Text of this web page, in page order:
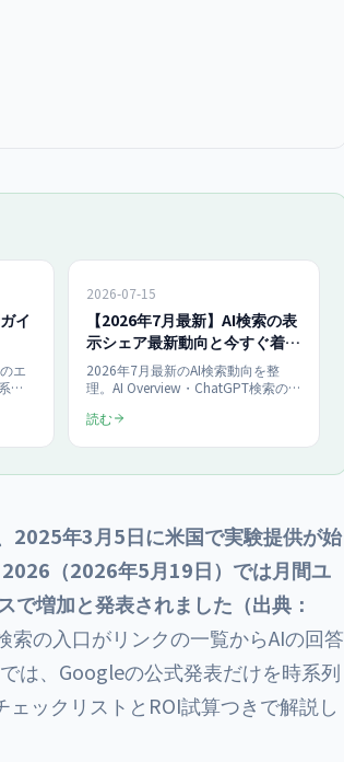
イ
エ
構
べき
2026-07-15
【2026年7月最新】AI検索の表
示シェア最新動向と今すぐ着手
すべき3施策｜流入減を機会に
変える
2026年7月最新のAI検索動向を整
理。AI Overview・ChatGPT検索の表
入減を、被引用獲得に転じる優先3
イド。
読む
2025年3月5日に米国で実験提供が始
（2026年5月19日）では月間ユ
増加と発表されました（出典：
索の入口がリンクの一覧からAIの回答
は、Googleの公式発表だけを時系列
ックリストとROI試算つきで解説し